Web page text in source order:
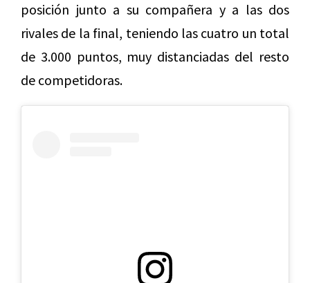
posición junto a su compañera y a las dos
rivales de la final, teniendo las cuatro un total
de 3.000 puntos, muy distanciadas del resto
de competidoras.